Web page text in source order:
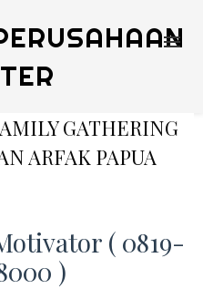
GATHERING
ARFAK PAPUA
( 0819-
)